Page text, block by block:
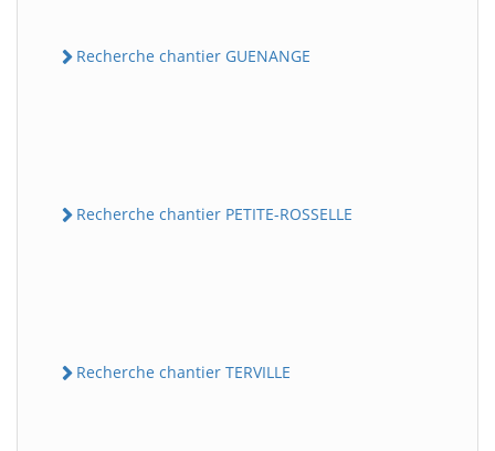
Recherche chantier GUENANGE
Recherche chantier PETITE-ROSSELLE
Recherche chantier TERVILLE